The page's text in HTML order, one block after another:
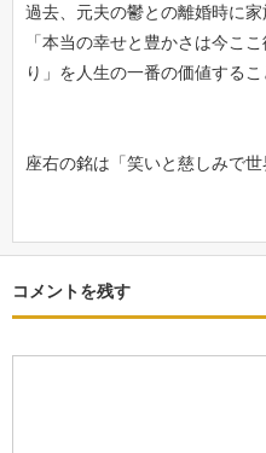
過去、元夫の鬱との離婚時に
「本当の幸せと豊かさは今こ
り」を人生の一番の価値するこ
座右の銘は「笑いと慈しみで世
コメントを残す